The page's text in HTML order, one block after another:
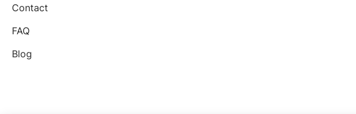
Contact
FAQ
Blog